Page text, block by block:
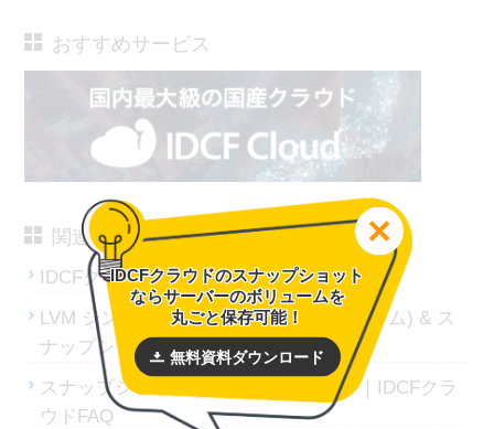
おすすめサービス
関連リンク
IDCFクラウド仕様 スナップショット
LVM シンプロビジョニング(シンボリューム) & ス
ナップショット｜ブログ
スナップショットは取得できますか？｜IDCFクラ
ウドFAQ
IDCFクラウドのスナップショット
ならサーバーのボリュームを
丸ごと保存可能！
無料資料ダウンロード